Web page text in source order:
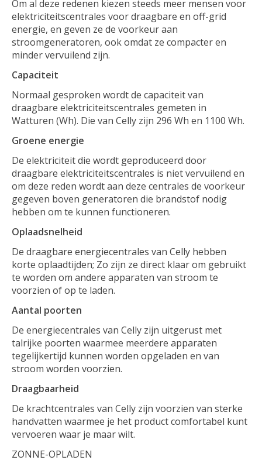
Om al deze redenen kiezen steeds meer mensen voor
elektriciteitscentrales voor draagbare en off-grid
energie, en geven ze de voorkeur aan
stroomgeneratoren, ook omdat ze compacter en
minder vervuilend zijn.
Capaciteit
Normaal gesproken wordt de capaciteit van
draagbare elektriciteitscentrales gemeten in
Watturen (Wh). Die van Celly zijn 296 Wh en 1100 Wh.
Groene energie
De elektriciteit die wordt geproduceerd door
draagbare elektriciteitscentrales is niet vervuilend en
om deze reden wordt aan deze centrales de voorkeur
gegeven boven generatoren die brandstof nodig
hebben om te kunnen functioneren.
Oplaadsnelheid
De draagbare energiecentrales van Celly hebben
korte oplaadtijden; Zo zijn ze direct klaar om gebruikt
te worden om andere apparaten van stroom te
voorzien of op te laden.
Aantal poorten
De energiecentrales van Celly zijn uitgerust met
talrijke poorten waarmee meerdere apparaten
tegelijkertijd kunnen worden opgeladen en van
stroom worden voorzien.
Draagbaarheid
De krachtcentrales van Celly zijn voorzien van sterke
handvatten waarmee je het product comfortabel kunt
vervoeren waar je maar wilt.
ZONNE-OPLADEN